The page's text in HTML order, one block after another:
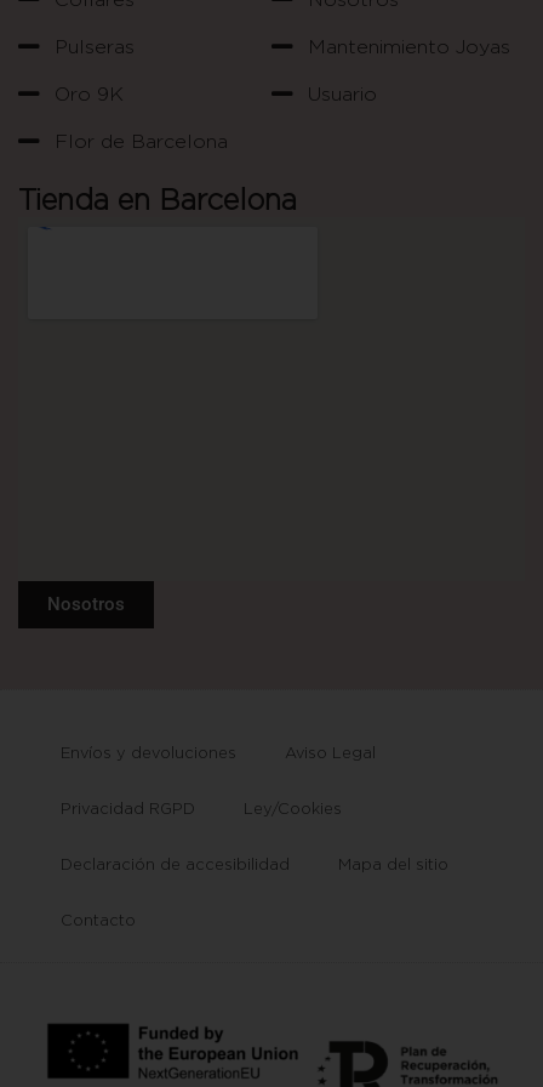
Pulseras
Oro 9K
Flor de Barcelona
Mantenimiento Joyas
Usuario
Tienda en Barcelona
Nosotros
Envíos y devoluciones Aviso Legal
Privacidad RGPD Ley/Cookies
Declaración de accesibilidad Mapa del sitio
Contacto